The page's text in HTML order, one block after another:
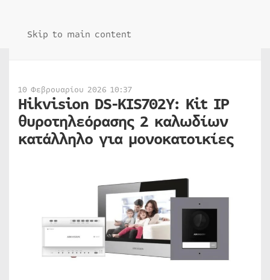
Skip to main content
10 Φεβρουαρίου 2026 10:37
Hikvision DS-KIS702Y: Kit IP
θυροτηλεόρασης 2 καλωδίων
κατάλληλο για μονοκατοικίες